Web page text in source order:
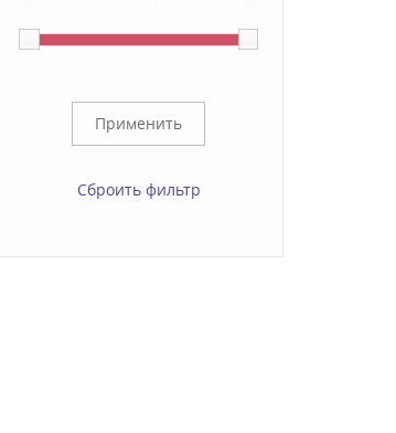
Сброить фильтр